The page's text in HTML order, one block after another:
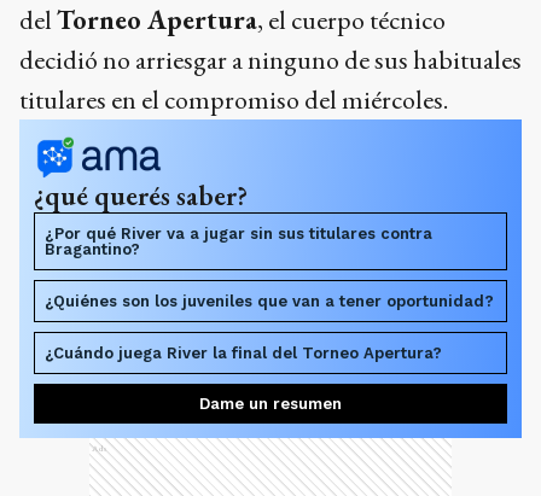
delTorneo Apertura, el cuerpo técnico
decidió no arriesgar a ninguno de sus habituales
titulares en el compromiso del miércoles.
¿qué querés saber?
¿Por qué River va a jugar sin sus titulares contra
Bragantino?
¿Quiénes son los juveniles que van a tener oportunidad?
¿Cuándo juega River la final del Torneo Apertura?
Dame un resumen
Ads